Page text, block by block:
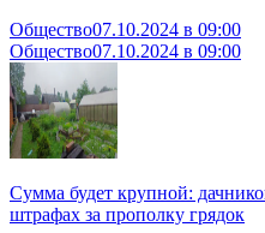
Общество07.10.2024 в 09:00
Общество07.10.2024 в 09:00
Сумма будет крупной:
штрафах за прополку грядок